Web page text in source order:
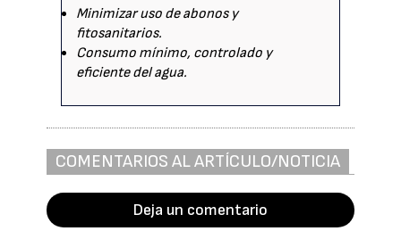
Minimizar uso de abonos y
fitosanitarios.
Consumo mínimo, controlado y
eficiente del agua.
COMENTARIOS AL ARTÍCULO/NOTICIA
Deja un comentario